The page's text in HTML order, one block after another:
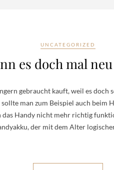
UNCATEGORIZED
es doch mal
gebraucht kauft, weil es doch
man zum Beispiel auch beim
Handy nicht mehr richtig
der mit dem Alter